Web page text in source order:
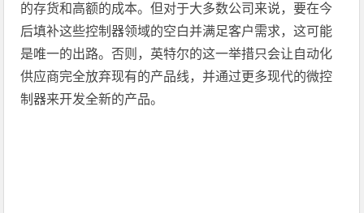
的存货和高额的成本。但对于大多数公司来说，要在今
后填补这些控制器领域的空白并满足客户需求，这可能
是唯一的出路。否则，英特尔的这一举措只会让自动化
供应商完全放弃现有的产品线，并通过更多现代的微控
制器来开发全新的产品。